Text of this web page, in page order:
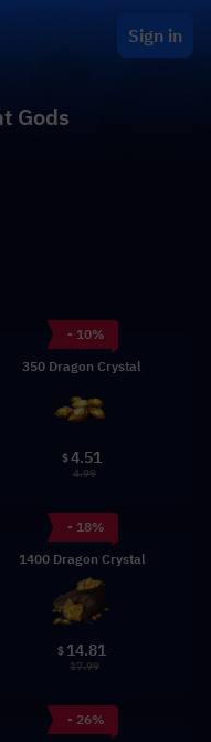
Sign in
Gods
- 10%
350 Dragon Crystal
$4.51
4.99
- 18%
1400 Dragon Crystal
$ 14.81
17.99
- 26%